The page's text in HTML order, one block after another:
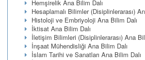
Hemşirelik Ana Bilim Dalı
Hesaplamalı Bilimler (Disiplinlerarası)
Histoloji ve Embriyoloji Ana Bilim Dalı
İktisat Ana Bilim Dalı
İletişim Bilimleri (Disiplinlerarası) Ana
İnşaat Mühendisliği Ana Bilim Dalı
İslam Tarihi ve Sanatları Ana Bilim Dalı